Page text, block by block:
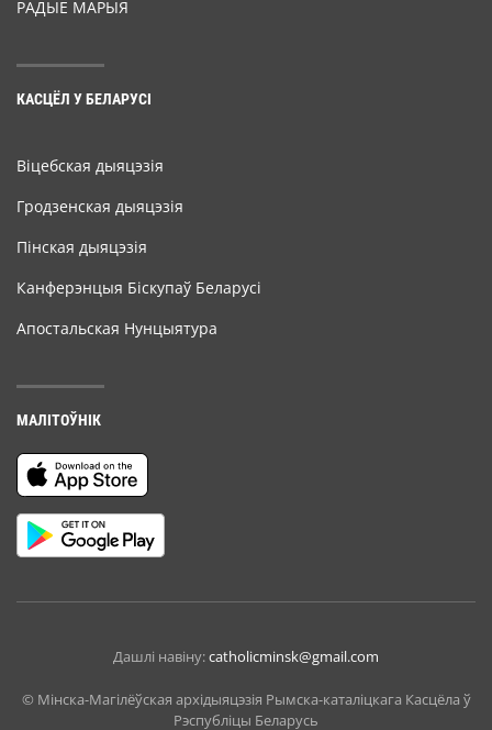
РАДЫЁ МАРЫЯ
КАСЦЁЛ У БЕЛАРУСІ
Віцебская дыяцэзія
Гродзенская дыяцэзія
Пінская дыяцэзія
Канферэнцыя Біскупаў Беларусі
Апостальская Нунцыятура
МАЛІТОЎНІК
Дашлі навіну:catholicminsk@gmail.com
© Мiнска-Магiлёўская архiдыяцэзiя Рымска-каталіцкага Касцёла ў
Рэспубліцы Беларусь